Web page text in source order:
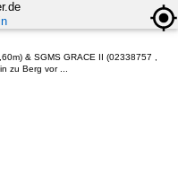
& SGMS GRACE II (02338757 ,
zu Berg vor ...